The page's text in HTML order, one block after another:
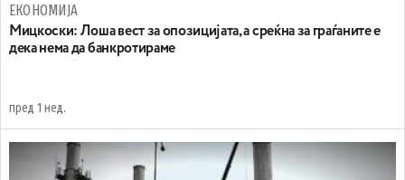
ЕКОНОМИЈА
Мицкоски: Лоша вест за опозицијата, а среќна за граѓаните е
дека нема да банкротираме
пред 1 нед.